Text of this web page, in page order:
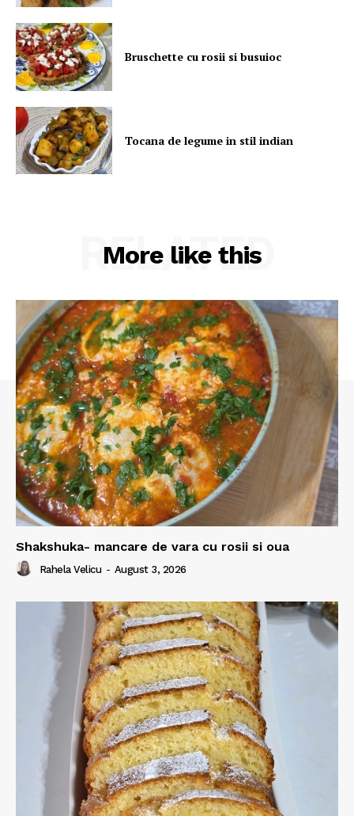
Bruschette cu rosii si busuioc
Tocana de legume in stil indian
More like this
RELATED
Shakshuka- mancare de vara cu rosii si oua
Rahela Velicu - August 3, 2026